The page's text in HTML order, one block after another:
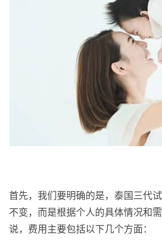
首先，我们要明确的是，泰国三代
不变，而是根据个人的具体情况和
说，费用主要包括以下几个方面：